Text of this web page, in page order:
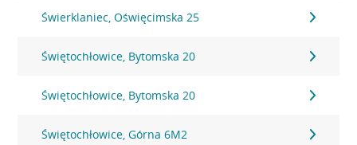
Świerklaniec, Oświęcimska 25
Świętochłowice, Bytomska 20
Świętochłowice, Bytomska 20
Świętochłowice, Górna 6M2